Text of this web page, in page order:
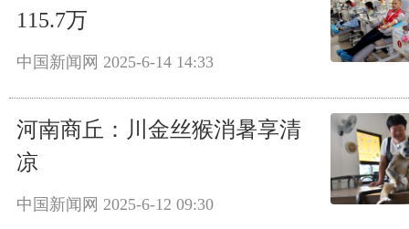
115.7万
中国新闻网 2025-6-14 14:33
河南商丘：川金丝猴消暑享清
凉
中国新闻网 2025-6-12 09:30